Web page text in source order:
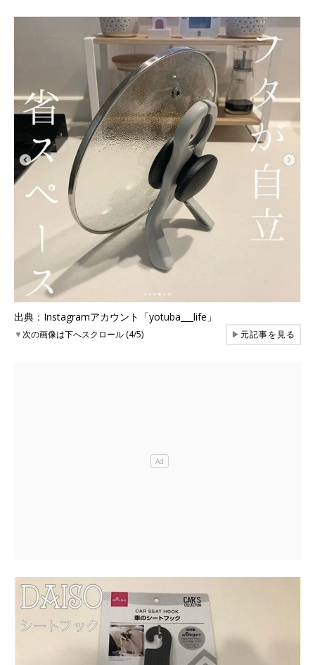
出典：Instagramアカウント「yotuba___life」
▼次の画像は下へスクロール (4/5) ▶元記事を見る